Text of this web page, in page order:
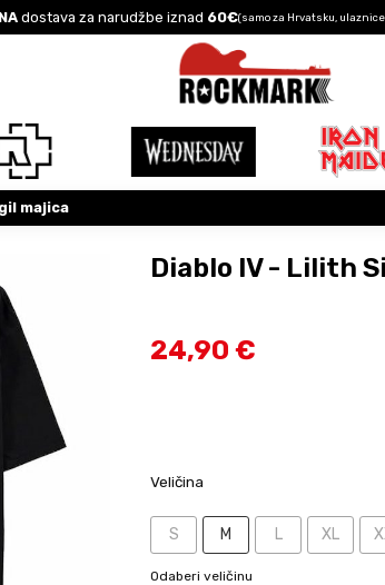
dostava za narudžbe iznad 60€(samo za Hrvatsku,
majica
Diablo IV - Lilith
24,90 €
Veličina
S M L XL
Odaberi veličinu